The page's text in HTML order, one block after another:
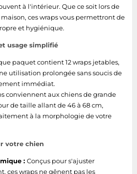
à l'intérieur. Que ce soit lors de
ces wraps vous permettront de
et hygiénique.
usage simplifié
paquet contient 12 wraps jetables,
utilisation prolongée sans soucis de
immédiat.
conviennent aux chiens de grande
de taille allant de 46 à 68 cm,
à la morphologie de votre
votre chien
: Conçus pour s'ajuster
ces wraps ne gênent pas les